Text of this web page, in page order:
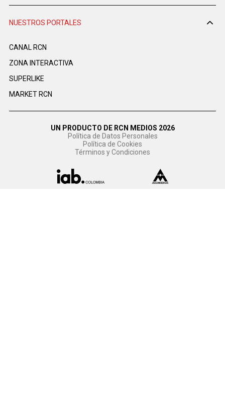
NUESTROS PORTALES
CANAL RCN
ZONA INTERACTIVA
SUPERLIKE
MARKET RCN
UN PRODUCTO DE RCN MEDIOS 2026
Política de Datos Personales
Política de Cookies
Términos y Condiciones